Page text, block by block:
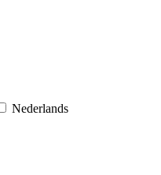
Nederlands